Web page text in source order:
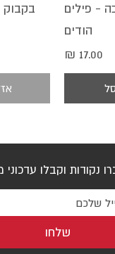
- פילים
הודים
מחיר
נקודות וקבלו עדכוני
שלחו